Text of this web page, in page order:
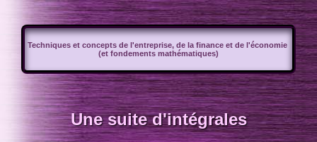
Techniques et concepts de l'entreprise, de la finance et de l'économie
(et fondements mathématiques)
Une suite d'intégrales